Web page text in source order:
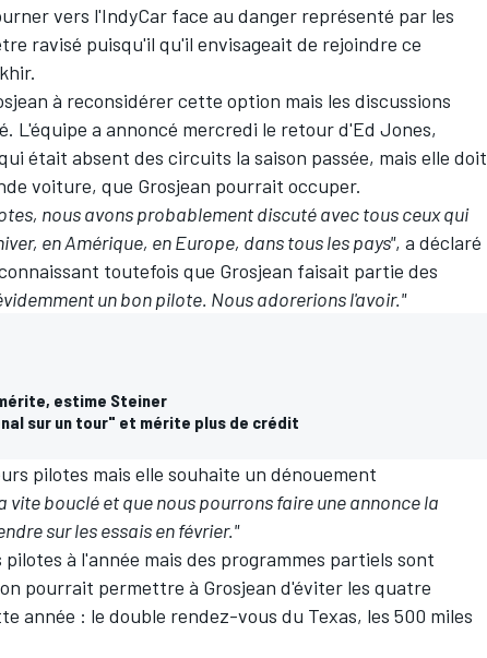
vers l'IndyCar face au danger représenté par les
ravisé puisqu'il qu'il envisageait de rejoindre ce
à reconsidérer cette option mais les discussions
L'équipe a annoncé mercredi le retour d'Ed Jones,
était absent des circuits la saison passée, mais elle doit
voiture, que Grosjean pourrait occuper.
nous avons probablement discuté avec tous ceux qui
en Amérique, en Europe, dans tous les pays", a déclaré
toutefois que Grosjean faisait partie des
un bon pilote. Nous adorerions l'avoir."
estime Steiner
sur un tour" et mérite plus de crédit
pilotes mais elle souhaite un dénouement
vite bouclé et que nous pourrons faire une annonce la
sur les essais en février."
à l'année mais des programmes partiels sont
pourrait permettre à Grosjean d'éviter les quatre
année : le double rendez-vous du Texas, les 500 miles